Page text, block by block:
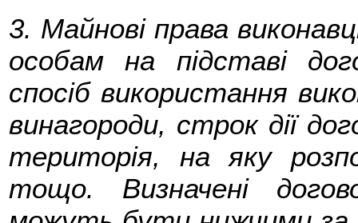
3. Майнові права
особам на підставі
спосіб використання
винагороди, строк дії
територія, на яку
тощо. Визначені